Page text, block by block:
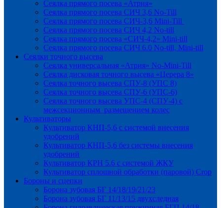
Сеялка прямого посева «Атрия»
Сеялка прямого посева СИЧ 3,6 No-Till
Сеялка прямого посева СИЧ-3,6 Mini-Till
Сеялка прямого посева СИЧ 4,2 No-till
Сеялка прямого посева «СИЧ-4,2» Mini-till
Сеялка прямого посева СИЧ 6.0 No-till, Mini-till
Сеялки точного высева
Сеялка универсальная «Атрия» No-Mini-Till
Сеялка дисковая точного высева «Церера 8»
Сеялка точного высева СПУ-8 (УПС 8)
Сеялка точного высева СПУ-6 (УПС-6)
Сеялка точного высева УПС-4 (СПУ-4) с
межсекционным размещением колес
Культиваторы
Культиватор КНП-5,6 с системой внесения
удобрений
Культиватор КНП-5,6 без системы внесения
удобрений
Культиватор КРН 5.6 с системой ЖКУ
Культиватор сплошной обработки (паровой) Crop
Бороны и сцепки
Борона зубовая БГ 14/18/19/21/23
Борона зубовая БГ 11/13/15 двухследная